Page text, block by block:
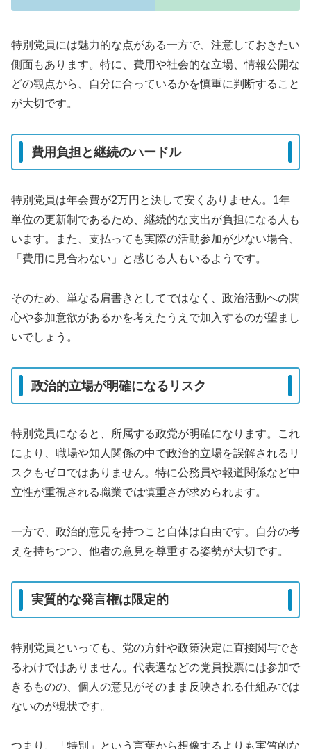
特別党員には魅力的な点がある一方で、注意しておきたい
側面もあります。特に、費用や社会的な立場、情報公開な
どの観点から、自分に合っているかを慎重に判断すること
が大切です。
費用負担と継続のハードル
特別党員は年会費が2万円と決して安くありません。1年
単位の更新制であるため、継続的な支出が負担になる人も
います。また、支払っても実際の活動参加が少ない場合、
「費用に見合わない」と感じる人もいるようです。
そのため、単なる肩書きとしてではなく、政治活動への関
心や参加意欲があるかを考えたうえで加入するのが望まし
いでしょう。
政治的立場が明確になるリスク
特別党員になると、所属する政党が明確になります。これ
により、職場や知人関係の中で政治的立場を誤解されるリ
スクもゼロではありません。特に公務員や報道関係など中
立性が重視される職業では慎重さが求められます。
一方で、政治的意見を持つこと自体は自由です。自分の考
えを持ちつつ、他者の意見を尊重する姿勢が大切です。
実質的な発言権は限定的
特別党員といっても、党の方針や政策決定に直接関与でき
るわけではありません。代表選などの党員投票には参加で
きるものの、個人の意見がそのまま反映される仕組みでは
ないのが現状です。
つまり、「特別」という言葉から想像するよりも実質的な